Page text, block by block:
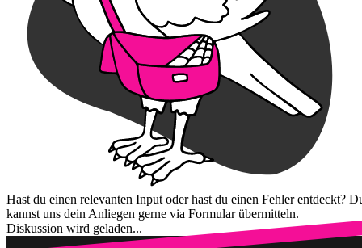
Hast du einen relevanten Input oder hast du einen Fehler entdeckt?
kannst uns dein Anliegen gerne via Formular übermitteln.
Diskussion wird geladen...